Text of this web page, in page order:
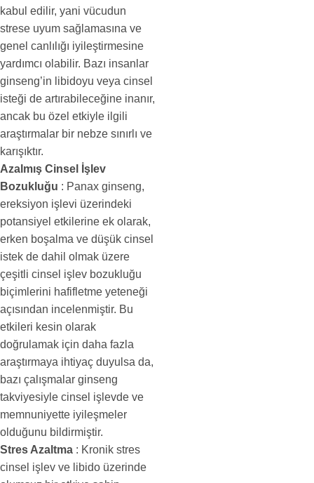
kabul edilir, yani vücudun
strese uyum sağlamasına ve
genel canlılığı iyileştirmesine
yardımcı olabilir. Bazı insanlar
ginseng’in libidoyu veya cinsel
isteği de artırabileceğine inanır,
ancak bu özel etkiyle ilgili
araştırmalar bir nebze sınırlı ve
karışıktır.
Azalmış Cinsel İşlev
Bozukluğu : Panax ginseng,
ereksiyon işlevi üzerindeki
potansiyel etkilerine ek olarak,
erken boşalma ve düşük cinsel
istek de dahil olmak üzere
çeşitli cinsel işlev bozukluğu
biçimlerini hafifletme yeteneği
açısından incelenmiştir. Bu
etkileri kesin olarak
doğrulamak için daha fazla
araştırmaya ihtiyaç duyulsa da,
bazı çalışmalar ginseng
takviyesiyle cinsel işlevde ve
memnuniyette iyileşmeler
olduğunu bildirmiştir.
Stres Azaltma : Kronik stres
cinsel işlev ve libido üzerinde